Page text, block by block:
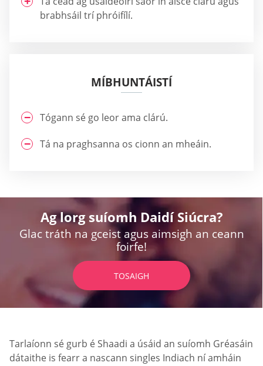
brabhsáil trí phróifílí.
MÍBHUNTÁISTÍ
Tógann sé go leor ama clárú.
Tá na praghsanna os cionn an mheáin.
Ag lorg suíomh Daidí Siúcra?
Glac tráth na gceist agus aimsigh an ceann
foirfe!
TOSAIGH
Tarlaíonn sé gurb é Shaadi a úsáid an suíomh Gréasáin
dátaithe is fearr a nascann singles Indiach ní amháin